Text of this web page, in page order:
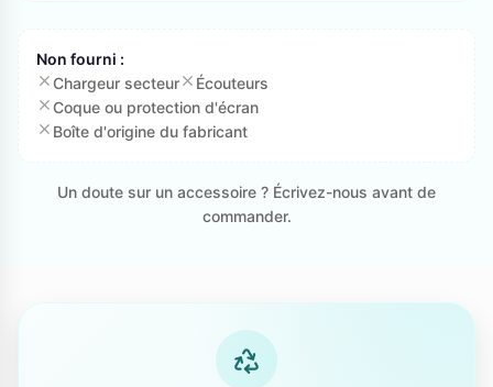
Non fourni :
Chargeur secteur
Écouteurs
Coque ou protection d'écran
Boîte d'origine du fabricant
Un doute sur un accessoire ? Écrivez-nous avant de
commander.